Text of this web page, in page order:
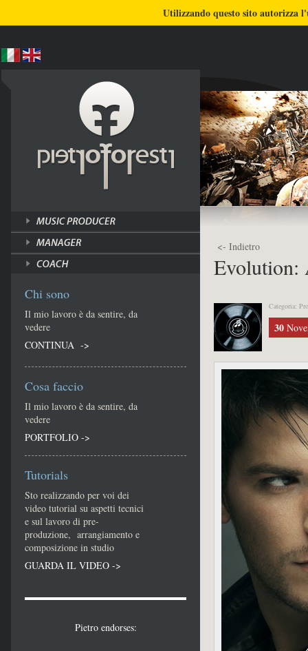
COSA FACCIO ULTIMI LAVORI
<- Indietro
Evolution:
Categoria:
30
Chi sono
Il mio lavoro è da sentire, da
vedere
CONTINUA ->
Cosa faccio
Il mio lavoro è da sentire, da
vedere
PORTFOLIO ->
Tutorials
Sto realizzando per voi dei
video tutorial su aspetti tecnici
e sul lavoro di pre-
produzione, arrangiamento e
composizione in studio
GUARDA IL VIDEO ->
Pietro endorses:
Utilizzando questo sito autorizza